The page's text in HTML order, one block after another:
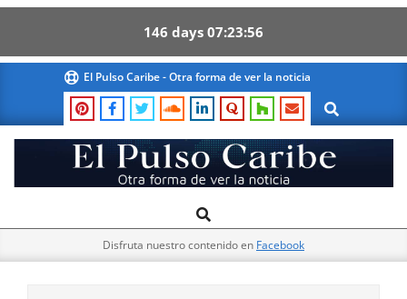
146 days 07 23 55
content
El Pulso Caribe - Otra forma de ver la noticia
Search
El
Pulso
Navigation
Search
Disfruta nuestro contenido en Facebook